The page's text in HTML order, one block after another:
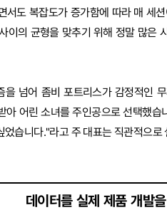
서도 복잡도가 증가함에 따라 매 세
이의 균형을 맞추기 위해 정말 많은
을 넘어 좀비 포트리스가 감정적인
아 어린 소녀를 주인공으로 선택했
었습니다."라고 주 대표는 직관적으로
데이터를 실제 제품 개발